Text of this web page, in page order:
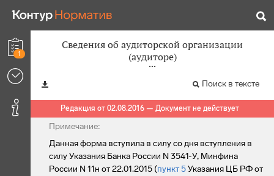
1
Сведения об аудиторской организации
(аудиторе)
Поиск в тексте
Редакция от 02.08.2016 — Документ не действует
Примечание:
Данная форма вступила в силу со дня вступления в
силу Указания Банка России N 3541-У, Минфина
России N 11н от 22.01.2015 (пункт 5Указания ЦБ РФ от